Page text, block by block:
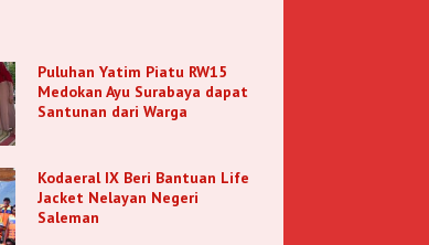
Puluhan Yatim Piatu RW15
Medokan Ayu Surabaya dapat
Santunan dari Warga
Kodaeral IX Beri Bantuan Life
Jacket Nelayan Negeri
Saleman